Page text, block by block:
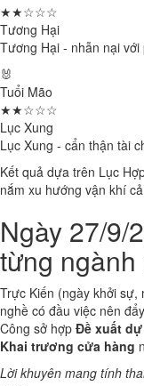
★★☆☆☆
Tương Hại
Tương Hại - nhẫn nại với
🐰
Tuổi Mão
★★☆☆☆
Lục Xung
Lục Xung - cẩn thận tài
Kết quả dựa trên Lục
nắm xu hướng vận khí
Ngày 27/9/
từng ngành
Trực Kiến (ngày khởi sự,
nghề có đầu việc nên
Công sở hợp Đề xuất
Khai trương cửa hàng
Lời khuyên mang tính